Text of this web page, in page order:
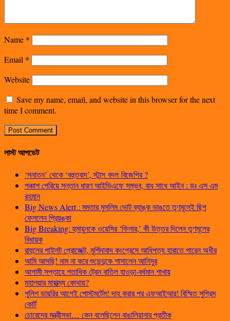
Name *
Email *
Website
Save my name, email, and website in this browser for the next
time I comment.
লাস্ট আপডেট
‘সনাতন’ থেকে ‘বহুতবাদ’, স্টান্স বদল বিজেপির ?
পঞ্চাশ পেরিয়ে সন্তান ধারণ আইভিএফে সম্ভব, বাধ সাধে আইন : ডঃ এস এম
রহমান
Big News Alert : মমতার মুসলিম ভোট ব্যাঙ্ক ভাঙতে তৃণমূলেই ছিপ
ফেললেন প্রিয়ঙ্কা
Big Breaking: হুমায়ুনকে ওয়েসির ‘ফিলার,’ কী উত্তর দিলেন তৃণমূলের
বিধায়ক
রাহুলের পাইলট প্রোজেক্ট, মুর্শিদাবাদ কংগ্রেসে আধিপত্য হারাতে পারেন অধীর
আমি আসছি! নাম না করে শুভেন্দুকে শাসালেন আনিসুর
আগামী সপ্তাহে শতাধিক ট্রেন বাতিল হাওড়া-বর্ধমান শাখায়
মহালয়ার মাহাত্ম্য কোথায়?
পুলিশ ডায়রির আগেই পোস্টমর্টেম! দাহ করার পর এফআইআর! বিস্মিত সুপ্রিম
কোর্ট
চোরেদের মন্ত্রীসভা… কেন বলেছিলেন বাঙালিয়ানার প্রতীক